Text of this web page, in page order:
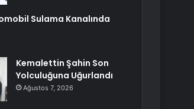
Sulama Kanalında
Kemalettin Şahin Son
Yolculuğuna Uğurlandı
Ağustos 7, 2026